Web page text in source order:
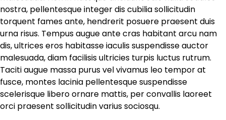
nostra, pellentesque integer dis cubilia sollicitudin
torquent fames ante, hendrerit posuere praesent duis
urna risus. Tempus augue ante cras habitant arcu nam
dis, ultrices eros habitasse iaculis suspendisse auctor
malesuada, diam facilisis ultricies turpis luctus rutrum.
Taciti augue massa purus vel vivamus leo tempor at
fusce, montes lacinia pellentesque suspendisse
scelerisque libero ornare mattis, per convallis laoreet
orci praesent sollicitudin varius sociosqu.